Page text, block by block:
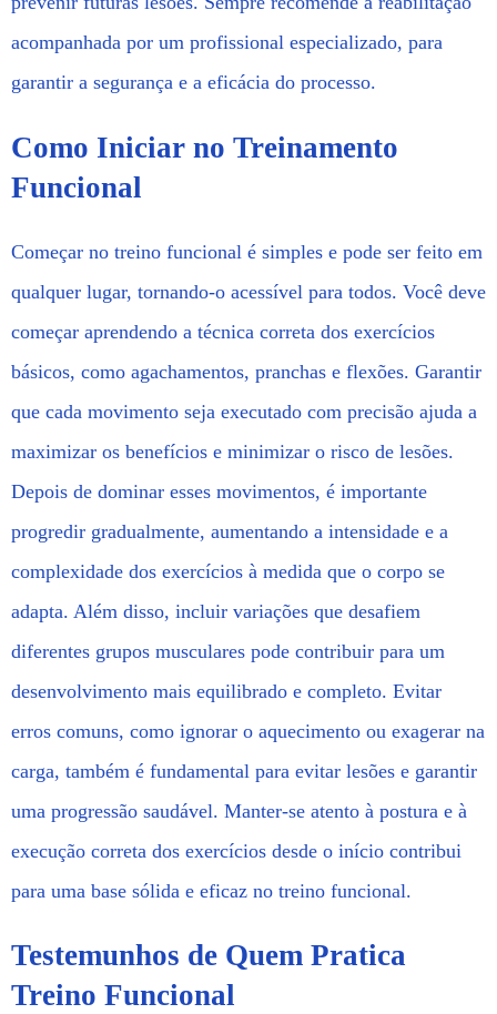
acompanhada por um profissional especializado, para
garantir a segurança e a eficácia do processo.
Como Iniciar no Treinamento
Funcional
Começar no treino funcional é simples e pode ser feito em
qualquer lugar, tornando-o acessível para todos. Você deve
começar aprendendo a técnica correta dos exercícios
básicos, como agachamentos, pranchas e flexões. Garantir
que cada movimento seja executado com precisão ajuda a
maximizar os benefícios e minimizar o risco de lesões.
Depois de dominar esses movimentos, é importante
progredir gradualmente, aumentando a intensidade e a
complexidade dos exercícios à medida que o corpo se
adapta. Além disso, incluir variações que desafiem
diferentes grupos musculares pode contribuir para um
desenvolvimento mais equilibrado e completo. Evitar
erros comuns, como ignorar o aquecimento ou exagerar na
carga, também é fundamental para evitar lesões e garantir
uma progressão saudável. Manter-se atento à postura e à
execução correta dos exercícios desde o início contribui
para uma base sólida e eficaz no treino funcional.
Testemunhos de Quem Pratica
Treino Funcional